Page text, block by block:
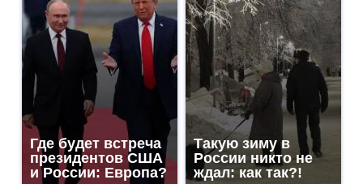
Где будет встреча
президентов США
и России: Европа?
Такую зиму в
России никто не
ждал: как так?!